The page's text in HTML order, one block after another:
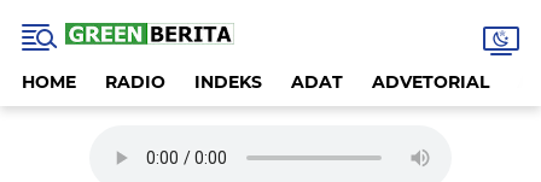
HOME RADIO INDEKS ADAT ADVETORIAL